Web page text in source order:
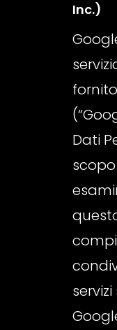
Inc.)
Dati